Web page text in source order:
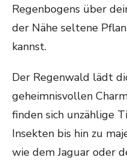
Regenbogens über
der Nähe seltene
kannst.
Der Regenwald lädt
geheimnisvollen
finden sich unzählige
Insekten bis hin zu
wie dem Jaguar oder